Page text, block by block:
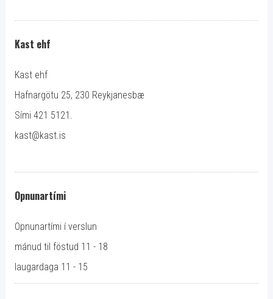
Kast ehf
Kast ehf
Hafnargötu 25, 230 Reykjanesbæ
Sími 421 5121.
kast@kast.is
Opnunartími
Opnunartími í verslun
mánud til föstud 11 - 18
laugardaga 11 - 15